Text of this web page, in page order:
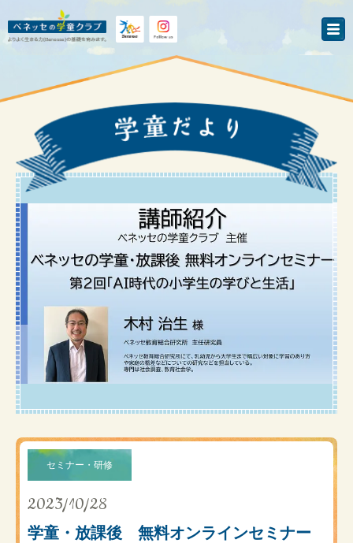
セミナー・研修
2023/10/28
学童・放課後 無料オンラインセミナー